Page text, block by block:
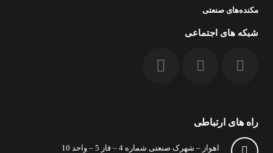
مکنده‌های صنعتی
شبکه های اجتماعی
راه های ارتباطی
اهواز – شهرک صنعتی شماره 4 – فاز 5 – واحد 10